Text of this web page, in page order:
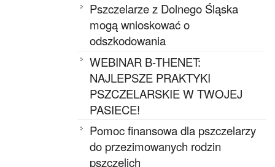
Pszczelarze z Dolnego Śląska
mogą wnioskować o
odszkodowania
WEBINAR B-THENET:
NAJLEPSZE PRAKTYKI
PSZCZELARSKIE W TWOJEJ
PASIECE!
Pomoc finansowa dla pszczelarzy
do przezimowanych rodzin
pszczelich